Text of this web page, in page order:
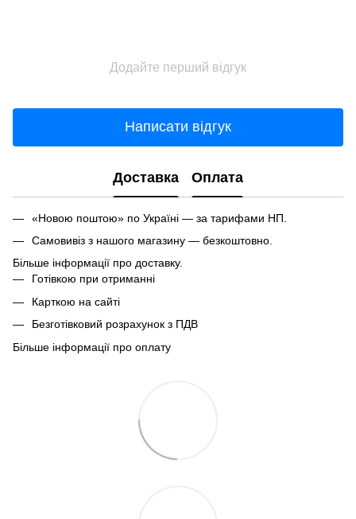
Додайте перший відгук
Написати відгук
Доставка Оплата
«Новою поштою» по Україні — за тарифами НП.
Самовивіз з нашого магазину — безкоштовно.
Більше інформації про доставку.
Готівкою при отриманні
Карткою на сайті
Безготівковий розрахунок з ПДВ
Більше інформації про оплату